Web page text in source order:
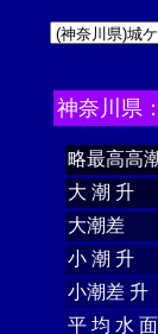
神奈川県
略最高高
大 潮 升
大潮差
小 潮 升
小潮差 升
平 均 水 面